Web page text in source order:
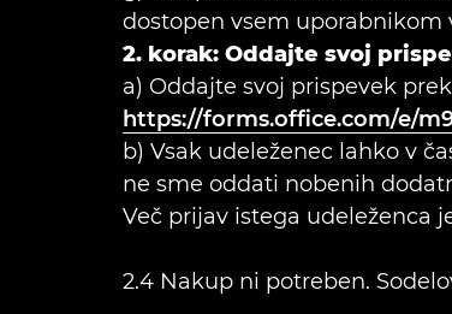
dostopen vsem uporabnikom
2. korak: Oddajte svoj
a) Oddajte svoj prispevek
https://forms.office.com/e/
b) Vsak udeleženec lahko v
ne sme oddati nobenih
Več prijav istega udeleženca
2.4 Nakup ni potreben.